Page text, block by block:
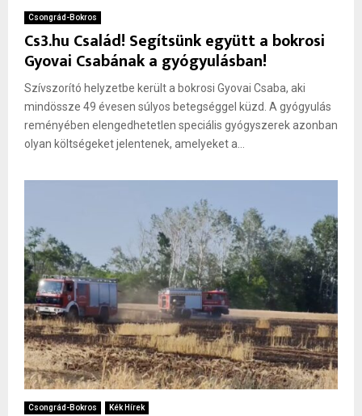
Csongrád-Bokros
Cs3.hu Család! Segítsünk együtt a bokrosi
Gyovai Csabának a gyógyulásban!
Szívszorító helyzetbe került a bokrosi Gyovai Csaba, aki
mindössze 49 évesen súlyos betegséggel küzd. A gyógyulás
reményében elengedhetetlen speciális gyógyszerek azonban
olyan költségeket jelentenek, amelyeket a...
Csongrád-Bokros Kék Hírek